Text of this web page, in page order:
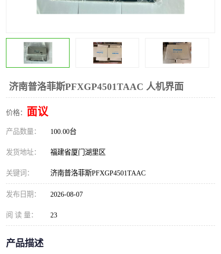
济南普洛菲斯PFXGP4501TAAC 人机界面
价格： 面议
产品数量： 100.00台
发货地址： 福建省厦门湖里区
关键词： 济南普洛菲斯PFXGP4501TAAC
发布日期： 2026-08-07
阅 读 量： 23
产品描述